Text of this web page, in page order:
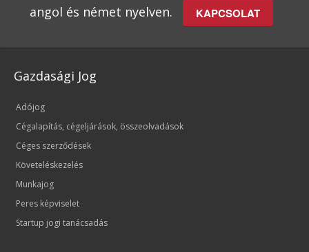
angol és német nyelven.
KAPCSOLAT
Gazdasági Jog
Adójog
Cégalapítás, cégeljárások, összeolvadások
Céges szerződések
Követeléskezelés
Munkajog
Peres képviselet
Startup jogi tanácsadás